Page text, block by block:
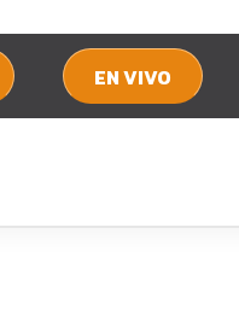
EN VIVO